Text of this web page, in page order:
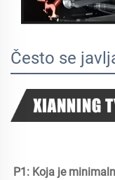
Često se
P1: Koja je